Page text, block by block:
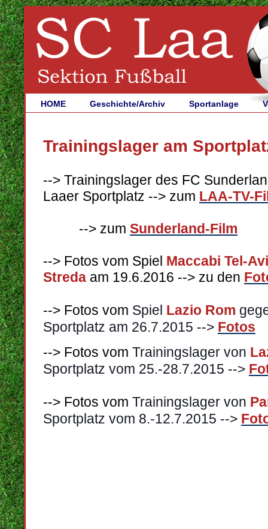
HOME Geschichte/Archiv Sportanlage
Trainingslager am
--> Trainingslager des FC
Laaer Sportplatz --> zum LAA-TV-
--> zum Sunderland-Film
--> Fotos vom Spiel Maccabi Tel-
Streda am 19.6.2016 --> zu den
--> Fotos vom Spiel Lazio Rom
Sportplatz am 26.7.2015 --> Fotos
--> Fotos vom Trainingslager von
Sportplatz vom 25.-28.7.2015 -->
--> Fotos vom Trainingslager von
Sportplatz vom 8.-12.7.2015 -->